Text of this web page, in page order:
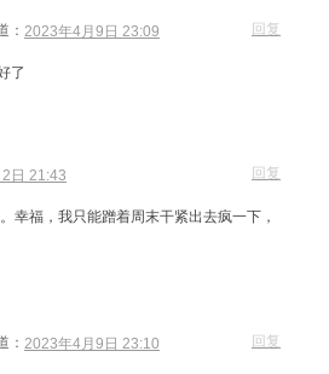
： 2023年4月9日 23:09
了
回复
日 21:43
幸福，我只能蹭着周末干紧出去疯一下，
回复
： 2023年4月9日 23:10 回复